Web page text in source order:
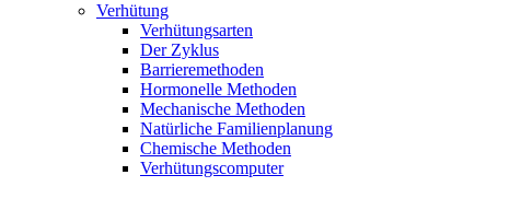
Verhütung
Verhütungsarten
Der Zyklus
Barrieremethoden
Hormonelle Methoden
Mechanische Methoden
Natürliche Familienplanung
Chemische Methoden
Verhütungscomputer